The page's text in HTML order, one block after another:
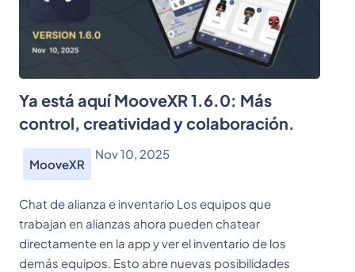
Ya está aquí MooveXR 1.6.0: Más
control, creatividad y colaboración.
MooveXR
Nov 10, 2025
Chat de alianza e inventario Los equipos que
trabajan en alianzas ahora pueden chatear
directamente en la app y ver el inventario de los
demás equipos. Esto abre nuevas posibilidades